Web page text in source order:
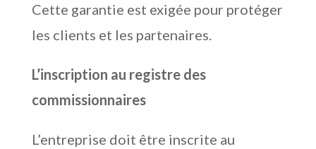
Cette garantie est exigée pour protéger
les clients et les partenaires.
L’inscription au registre des
commissionnaires
L’entreprise doit être inscrite au